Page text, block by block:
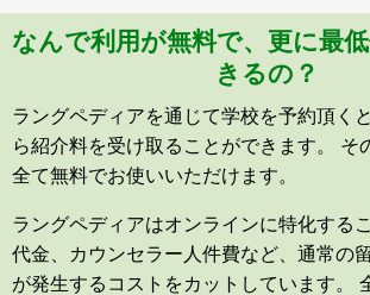
なんで利用が無料で、更に最
きるの？
ラングペディアを通じて学校を予約頂く
ら紹介料を受け取ることができます。 そ
全て無料でお使いいただけます。
ラングペディアはオンラインに特化する
代金、カウンセラー人件費など、通常の
が発生するコストをカットしています。